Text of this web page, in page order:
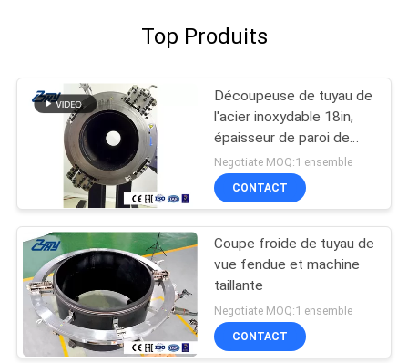
Top Produits
Découpeuse de tuyau de
l'acier inoxydable 18in,
épaisseur de paroi de
30mm, coupe et tailler
Negotiate MOQ:1 ensemble
CONTACT
Coupe froide de tuyau de
vue fendue et machine
taillante
Negotiate MOQ:1 ensemble
CONTACT